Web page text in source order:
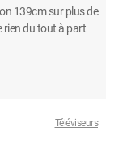
139cm sur plus de
rien du tout à part
Téléviseurs